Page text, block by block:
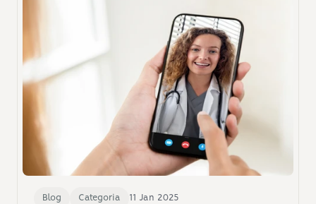
Blog Categoria 11 Jan 2025